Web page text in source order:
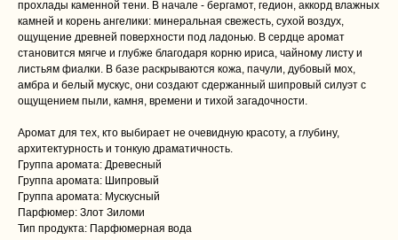
прохлады каменной тени. В начале - бергамот, гедион, аккорд влажных
камней и корень ангелики: минеральная свежесть, сухой воздух,
ощущение древней поверхности под ладонью. В сердце аромат
становится мягче и глубже благодаря корню ириса, чайному листу и
листьям фиалки. В базе раскрываются кожа, пачули, дубовый мох,
амбра и белый мускус, они создают сдержанный шипровый силуэт с
ощущением пыли, камня, времени и тихой загадочности.
Аромат для тех, кто выбирает не очевидную красоту, а глубину,
архитектурность и тонкую драматичность.
Группа аромата: Древесный
Группа аромата: Шипровый
Группа аромата: Мускусный
Парфюмер: Злот Зиломи
Тип продукта: Парфюмерная вода